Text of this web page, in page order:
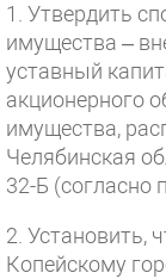
1. Утвердить
имущества –
уставный
акционерного
имущества,
Челябинская
32-Б (согласно
2. Установить,
Копейскому